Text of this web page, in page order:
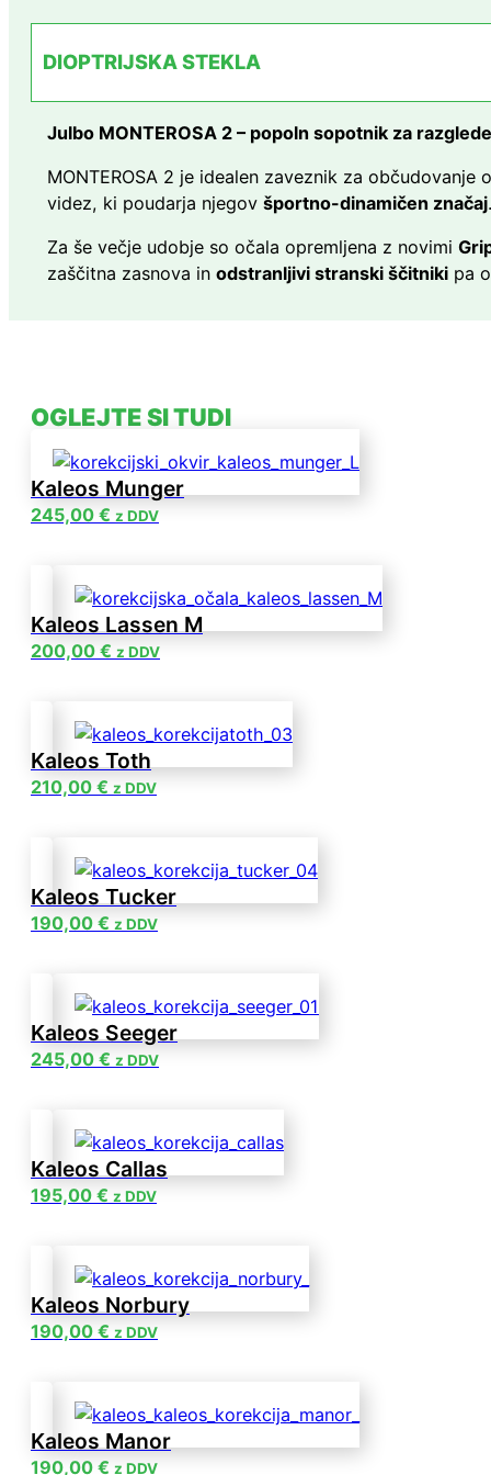
DIOPTRIJSKA STEKLA
Julbo MONTEROSA 2 – popoln sopotnik za
MONTEROSA 2 je idealen zaveznik za
videz, ki poudarja njegov športno-dinamičen značaj.
Za še večje udobje so očala opremljena z novimi
zaščitna zasnova in odstranljivi stranski ščitniki pa
OGLEJTE SI TUDI
Kaleos Munger
245,00 € z DDV
Kaleos Lassen M
200,00 € z DDV
Kaleos Toth
210,00 € z DDV
Kaleos Tucker
190,00 € z DDV
Kaleos Seeger
245,00 € z DDV
Kaleos Callas
195,00 € z DDV
Kaleos Norbury
190,00 € z DDV
Kaleos Manor
190,00 € z DDV